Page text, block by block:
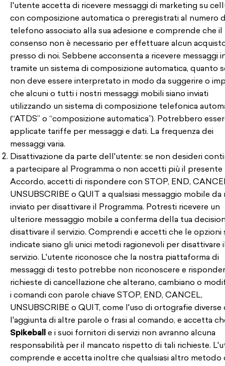
l'utente accetta di ricevere messaggi di marketing su
con composizione automatica o preregistrati al numero
telefono associato alla sua adesione e comprende che il
consenso non è necessario per effettuare alcun
presso di noi. Sebbene acconsenta a ricevere messaggi
tramite un sistema di composizione automatica, quanto
non deve essere interpretato in modo da suggerire o
che alcuni o tutti i nostri messaggi mobili siano inviati
utilizzando un sistema di composizione telefonica
(“ATDS” o “composizione automatica”). Potrebbero
applicate tariffe per messaggi e dati. La frequenza dei
messaggi varia.
Disattivazione da parte dell'utente: se non desideri
a partecipare al Programma o non accetti più il presente
Accordo, accetti di rispondere con STOP, END,
UNSUBSCRIBE o QUIT a qualsiasi messaggio mobile da
inviato per disattivare il Programma. Potresti ricevere un
ulteriore messaggio mobile a conferma della tua
disattivare il servizio. Comprendi e accetti che le opzioni
indicate siano gli unici metodi ragionevoli per disattivare
servizio. L'utente riconosce che la nostra piattaforma di
messaggi di testo potrebbe non riconoscere e
richieste di cancellazione che alterano, cambiano o
i comandi con parole chiave STOP, END, CANCEL,
UNSUBSCRIBE o QUIT, come l'uso di ortografie diverse
l'aggiunta di altre parole o frasi al comando, e accetta
Spikeball
e i suoi fornitori di servizi non avranno alcuna
responsabilità per il mancato rispetto di tali richieste.
comprende e accetta inoltre che qualsiasi altro metodo